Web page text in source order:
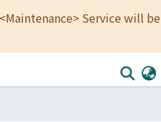
Service will be